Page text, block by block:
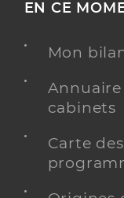
EN CE
Mon
cabinets
Carte